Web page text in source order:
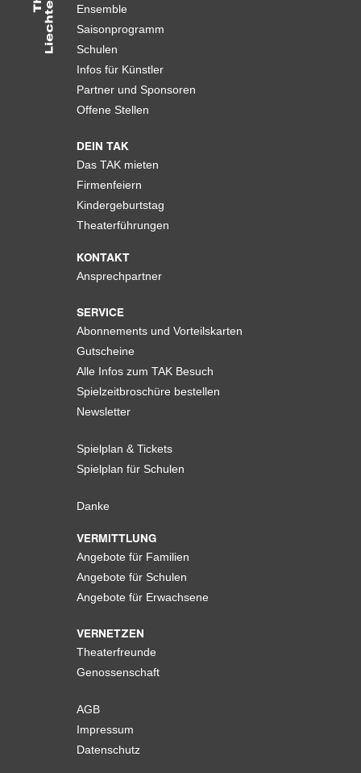
Ensemble
Saisonprogramm
Schulen
Infos für Künstler
Partner und Sponsoren
Offene Stellen
DEIN TAK
Das TAK mieten
Firmenfeiern
Kindergeburtstag
Theaterführungen
KONTAKT
Ansprechpartner
SERVICE
Abonnements und Vorteilskarten
Gutscheine
Alle Infos zum TAK Besuch
Spielzeitbroschüre bestellen
Newsletter
Spielplan & Tickets
Spielplan für Schulen
Danke
VERMITTLUNG
Angebote für Familien
Angebote für Schulen
Angebote für Erwachsene
VERNETZEN
Theaterfreunde
Genossenschaft
AGB
Impressum
Datenschutz